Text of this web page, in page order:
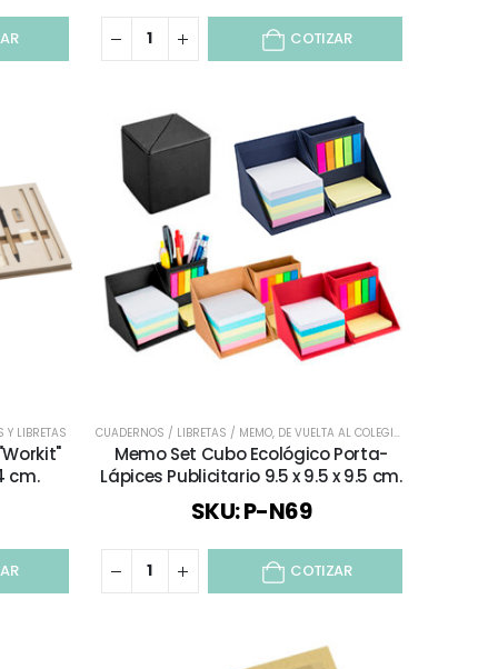
COTIZAR
Y LIBRETAS
Y LIBRETAS
cm.
CUADERNOS / LIBRETAS / MEMO, DE VUELTA AL COLEGIO
Memo Set Cubo Ecológico Porta-
Lápices Publicitario 9.5 x 9.5 x 9.5 cm.
SKU: P-N69
COTIZAR